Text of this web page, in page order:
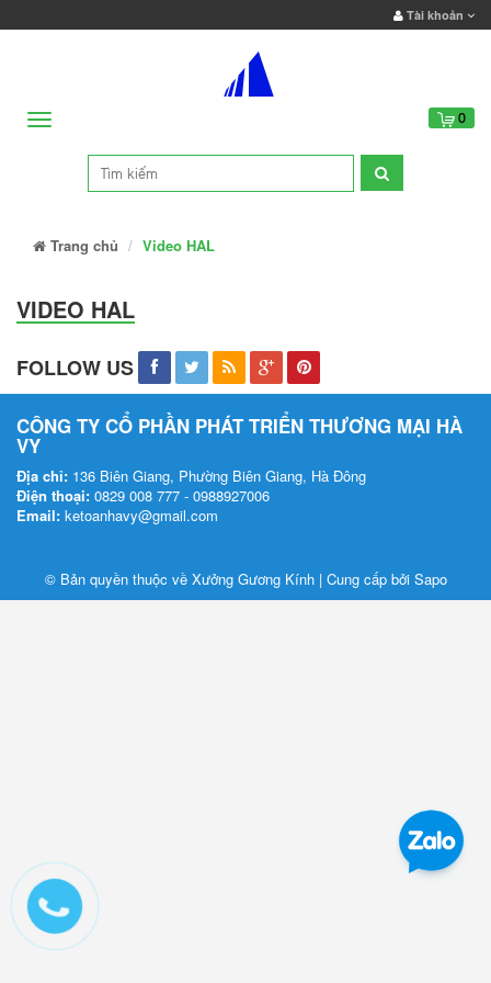
Tài khoản
Menu 0
Trang chủ Video HAL
VIDEO HAL
FOLLOW US
CÔNG TY CỔ PHẦN PHÁT TRIỂN THƯƠNG MẠI HÀ
VY
Địa chỉ: 136 Biên Giang, Phường Biên Giang, Hà Đông
Điện thoại: 0829 008 777 - 0988927006
Email: ketoanhavy@gmail.com
© Bản quyền thuộc về Xưởng Gương Kính | Cung cấp bởi Sapo